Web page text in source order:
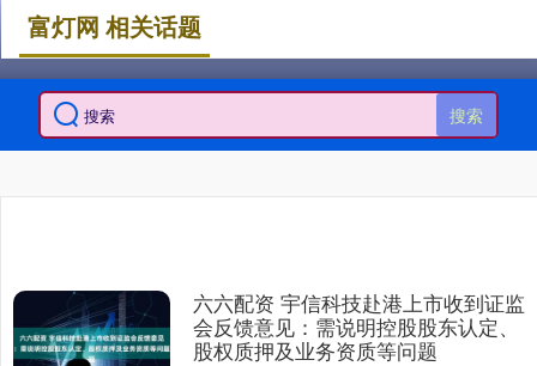
搜索
富灯网 相关话题
六六配资 宇信科技赴港上市收到证监
会反馈意见：需说明控股股东认定、
股权质押及业务资质等问题